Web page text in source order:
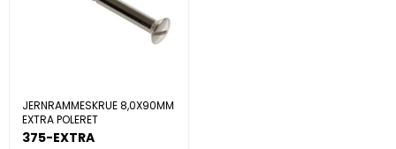
JERNRAMMESKRUE 8,0X90MM
EXTRA POLERET
375-EXTRA